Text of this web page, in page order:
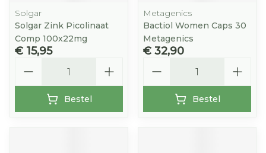
Solgar
Solgar Zink Picolinaat
Comp 100x22mg
€ 15,95
Bestel
Metagenics
Bactiol Women Caps 30
Metagenics
€ 32,90
Bestel